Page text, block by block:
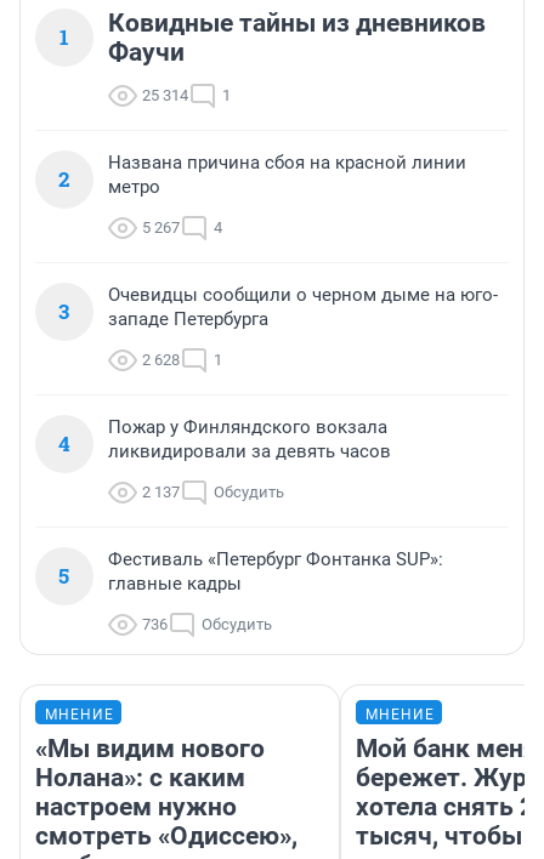
1
Ковидные тайны из дневников
Фаучи
25 314 1
2
Названа причина сбоя на красной линии
метро
5 267 4
3
Очевидцы сообщили о черном дыме на юго-
западе Петербурга
2 628 1
4
Пожар у Финляндского вокзала
ликвидировали за девять часов
2 137 Обсудить
5
Фестиваль «Петербург Фонтанка SUP»:
главные кадры
736 Обсудить
МНЕНИЕ
«Мы видим нового
Нолана»: с каким
настроем нужно
смотреть «Одиссею»,
МНЕНИЕ
Мой банк меня
бережет.
хотела снять
тысяч, чтобы